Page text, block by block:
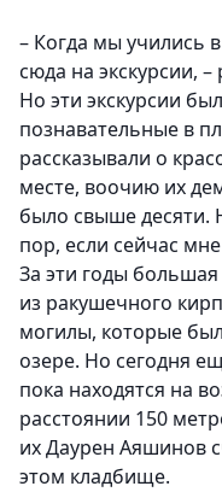
– Когда мы учились
сюда на экскурсии,
Но эти экскурсии
познавательные в
рассказывали о
месте, воочию их
было свыше десяти.
пор, если сейчас
За эти годы
из ракушечного
могилы, которые
озере. Но сегодня
пока находятся на
расстоянии 150
их Даурен Аяшинов
этом кладбище.